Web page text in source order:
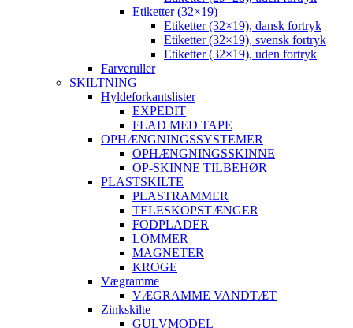
Etiketter (32×19)
Etiketter (32×19), dansk fortryk
Etiketter (32×19), svensk fortryk
Etiketter (32×19), uden fortryk
Farveruller
SKILTNING
Hyldeforkantslister
EXPEDIT
FLAD MED TAPE
OPHÆNGNINGSSYSTEMER
OPHÆNGNINGSSKINNE
OP-SKINNE TILBEHØR
PLASTSKILTE
PLASTRAMMER
TELESKOPSTÆNGER
FODPLADER
LOMMER
MAGNETER
KROGE
Vægramme
VÆGRAMME VANDTÆT
Zinkskilte
GULVMODEL